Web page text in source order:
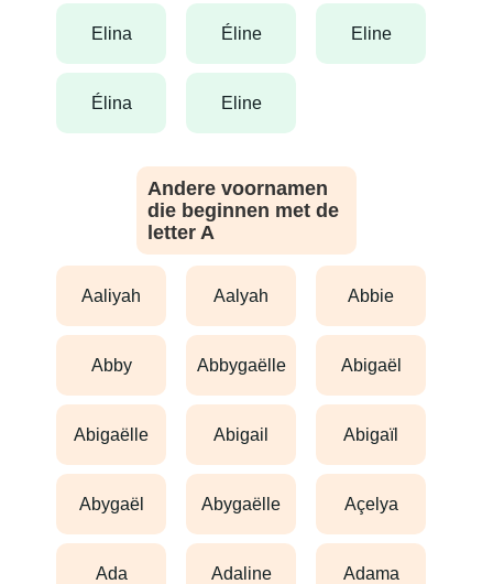
elina éline eline
élina eline
Andere voornamen
die beginnen met de
letter A
aaliyah aalyah abbie
abby abbygaëlle abigaël
abigaëlle abigail abigaïl
abygaël abygaëlle açelya
ada adaline adama